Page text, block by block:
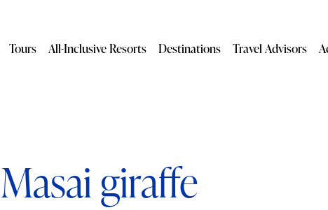
Tours All-Inclusive Resorts Destinations Travel Advisors
Masai giraffe